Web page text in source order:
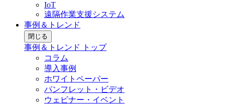
IoT
遠隔作業支援システム
事例＆トレンド
閉じる
事例＆トレンド トップ
コラム
導入事例
ホワイトペーパー
パンフレット・ビデオ
ウェビナー・イベント